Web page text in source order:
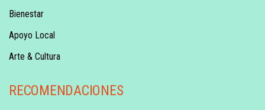
Bienestar
Apoyo Local
Arte & Cultura
RECOMENDACIONES